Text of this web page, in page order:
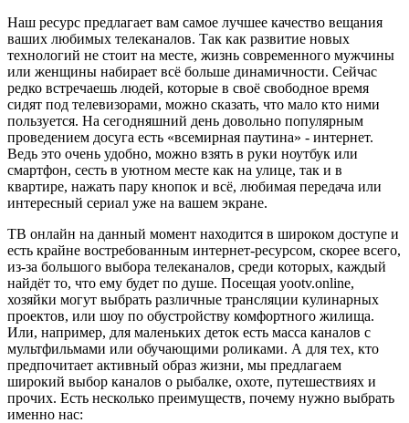
Наш ресурс предлагает вам самое лучшее качество вещания
ваших любимых телеканалов. Так как развитие новых
технологий не стоит на месте, жизнь современного мужчины
или женщины набирает всё больше динамичности. Сейчас
редко встречаешь людей, которые в своё свободное время
сидят под телевизорами, можно сказать, что мало кто ними
пользуется. На сегодняшний день довольно популярным
проведением досуга есть «всемирная паутина» - интернет.
Ведь это очень удобно, можно взять в руки ноутбук или
смартфон, сесть в уютном месте как на улице, так и в
квартире, нажать пару кнопок и всё, любимая передача или
интересный сериал уже на вашем экране.
ТВ онлайн на данный момент находится в широком доступе и
есть крайне востребованным интернет-ресурсом, скорее всего,
из-за большого выбора телеканалов, среди которых, каждый
найдёт то, что ему будет по душе. Посещая yootv.online,
хозяйки могут выбрать различные трансляции кулинарных
проектов, или шоу по обустройству комфортного жилища.
Или, например, для маленьких деток есть масса каналов с
мультфильмами или обучающими роликами. А для тех, кто
предпочитает активный образ жизни, мы предлагаем
широкий выбор каналов о рыбалке, охоте, путешествиях и
прочих. Есть несколько преимуществ, почему нужно выбрать
именно нас: